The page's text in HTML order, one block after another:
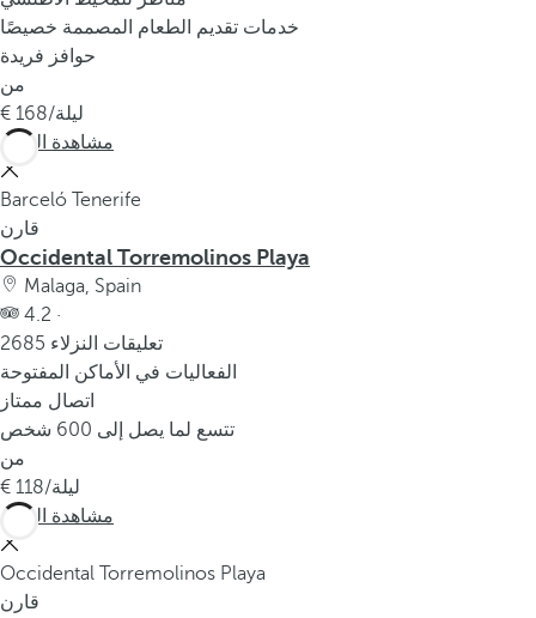
خدمات تقديم الطعام المصممة خصيصًا
حوافز فريدة
من
168 /ليلة
مشاهدة المزيد
Barceló Tenerife
قارن
Occidental Torremolinos Playa
Malaga, Spain
4.2 ·
2685 تعليقات النزلاء
الفعاليات في الأماكن المفتوحة
اتصال ممتاز
تتسع لما يصل إلى 600 شخص
من
118 /ليلة
مشاهدة المزيد
Occidental Torremolinos Playa
قارن